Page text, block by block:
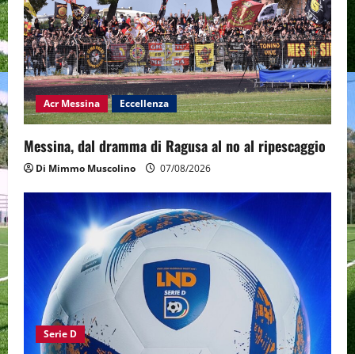
Acr Messina Eccellenza
Messina, dal dramma di Ragusa al no al ripescaggio
Di Mimmo Muscolino 07/08/2026
Serie D